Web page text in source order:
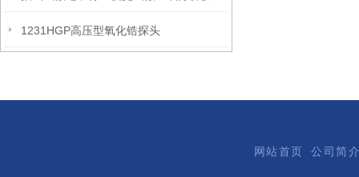
1231HGP高压型氧化锆探头
网站首页 公司简